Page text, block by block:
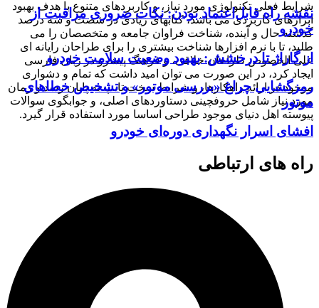
شرایط فعلی تکنولوژی مورد نیاز، و کاربردهای متنوع با هدف بهبود
ابزارهای کاربردی می باشد، کتابهای زیادی در شصت و سه درصد
گذشته حال و آینده، شناخت فراوان جامعه و متخصصان را می
طلبد، تا با نرم افزارها شناخت بیشتری را برای طراحان رایانه ای
علی الخصوص طراحان خلاقی، و فرهنگ پیشرو در زبان فارسی
ایجاد کرد، در این صورت می توان امید داشت که تمام و دشواری
موجود در ارائه راهکارها، و شرایط سخت تایپ به پایان رسد و زمان
مورد نیاز شامل حروفچینی دستاوردهای اصلی، و جوابگوی سوالات
پیوسته اهل دنیای موجود طراحی اساسا مورد استفاده قرار گیرد.
نقشه راه قابل‌اعتماد بودن: نکات ضروری مراقبت از
خودرو
از گاراژ تا درخشش: بهبود وضعیت سلامت خودرو
رمزگشایی چراغ «بررسی موتور» و تشخیص خطاهای
موتور
افشای اسرار نگهداری دوره‌ای خودرو
راه های ارتباطی